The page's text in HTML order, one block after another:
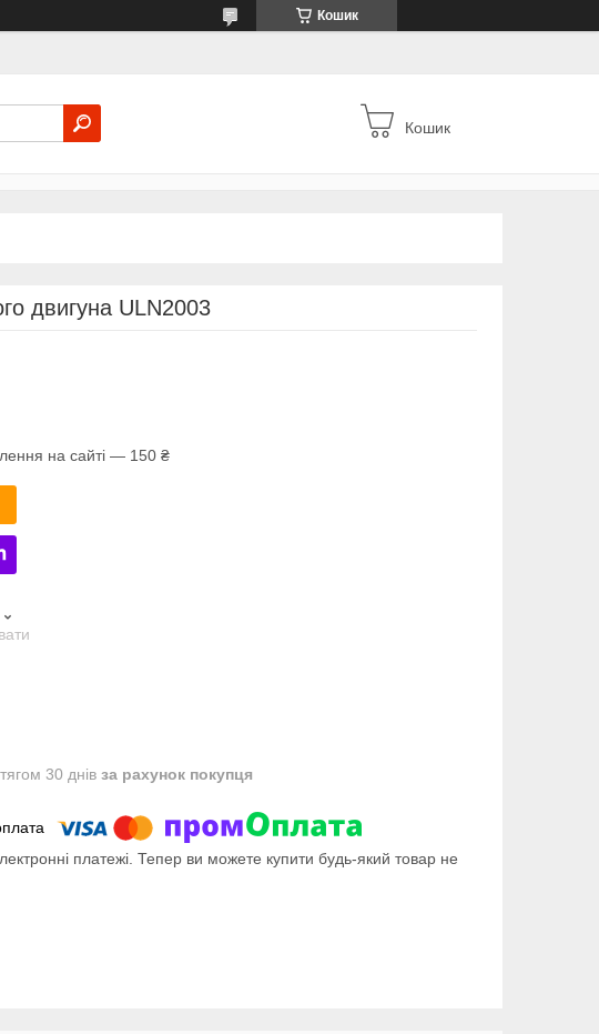
Кошик
Кошик
двигуна ULN2003
на сайті — 150 ₴
30 днів за рахунок покупця
платежі. Тепер ви можете купити будь-який товар не